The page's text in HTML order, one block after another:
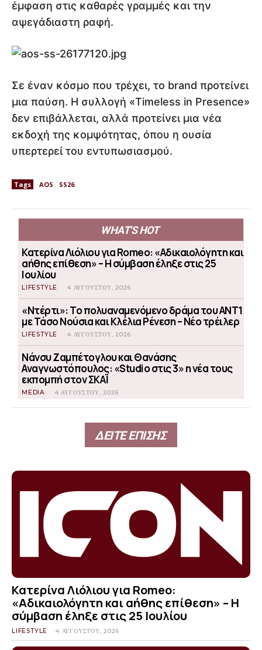
έμφαση στις καθαρές γραμμές και την
αψεγάδιαστη ραφή.
Σε έναν κόσμο που τρέχει, το brand προτείνει
μια παύση. Η συλλογή «Timeless in Presence»
δεν επιβάλλεται, αλλά προτείνει μια νέα
εκδοχή της κομψότητας, όπου η ουσία
υπερτερεί του εντυπωσιασμού.
Tags AOS SS26
WHAT'S HOT
Κατερίνα Λιόλιου για Romeo: «Αδικαιολόγητη και
αήθης επίθεση» – Η σύμβαση έληξε στις 25
Ιουλίου
LIFESTYLE 4 ΑΥΓΟΎΣΤΟΥ, 2026
«Ντέρτι»: Το πολυαναμενόμενο δράμα του ΑΝΤ1
με Τάσο Νούσια και Κλέλια Ρένεση – Νέο τρέιλερ
LIFESTYLE 4 ΑΥΓΟΎΣΤΟΥ, 2026
Νάνσυ Ζαμπέτογλου και Θανάσης
Αναγνωστόπουλος: «Studio στις 3» η νέα τους
εκπομπή στον ΣΚΑΪ
MEDIA 4 ΑΥΓΟΎΣΤΟΥ, 2026
ΔΕΙΤΕ ΕΠΙΣΗΣ
Κατερίνα Λιόλιου για Romeo:
«Αδικαιολόγητη και αήθης επίθεση» – Η
σύμβαση έληξε στις 25 Ιουλίου
LIFESTYLE 4 ΑΥΓΟΎΣΤΟΥ, 2026